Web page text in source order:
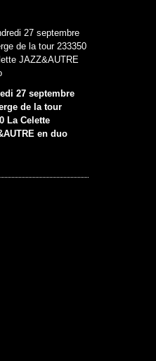
27 septembre
de la tour
La Celette
en duo